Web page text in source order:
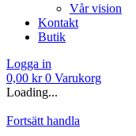
Vår vision
Kontakt
Butik
Logga in
0,00 kr 0 Varukorg
Loading...
Fortsätt handla